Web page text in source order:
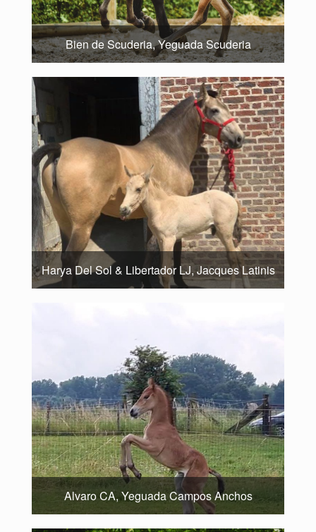
Bien de Scuderia, Yeguada Scuderia
Harya Del Sol & Libertador LJ, Jacques Latinis
Alvaro CA, Yeguada Campos Anchos